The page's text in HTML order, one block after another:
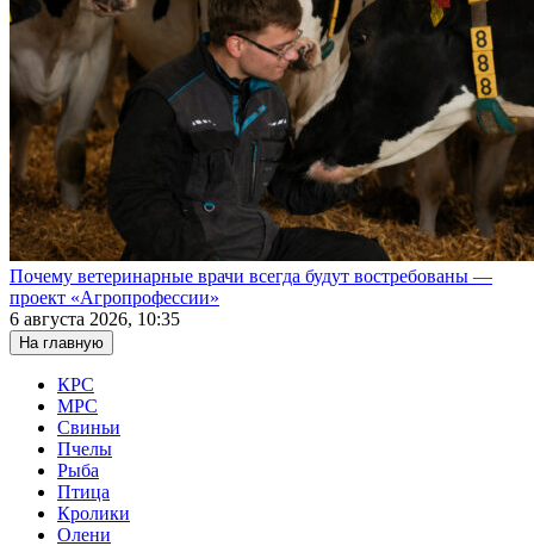
Почему ветеринарные врачи всегда будут востребованы —
проект «Агропрофессии»
6 августа 2026, 10:35
На главную
КРС
МРС
Свиньи
Пчелы
Рыба
Птица
Кролики
Олени